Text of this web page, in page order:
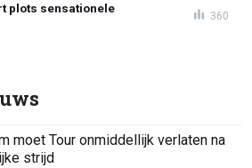
plots sensationele
360
moet Tour onmiddellijk verlaten na
strijd